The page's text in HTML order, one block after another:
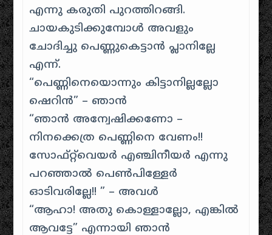
എന്നു കരുതി പുറത്തിറങ്ങി.
ചായകുടിക്കുമ്പോള്‍ അവളും
ചോദിച്ചു പെണ്ണുകെട്ടാന്‍ പ്ലാനില്ലേ
എന്ന്.
“പെണ്ണിനെയൊന്നും കിട്ടാനില്ലല്ലോ
ഷെറിന്‍” – ഞാന്‍
“ഞാന്‍ അന്വേഷിക്കണോ –
നിനക്കെത്ര പെണ്ണിനെ വേണം!!
സോഫ്റ്റ്‌വെയർ എഞ്ചിനീയർ എന്നു
പറഞ്ഞാൽ പെൺപിള്ളേർ
ഓടിവരില്ലേ!! ” – അവള്‍
“ആഹാ! അതു കൊള്ളാല്ലോ, എങ്കില്‍
ആവട്ടേ” എന്നായി ഞാന്‍